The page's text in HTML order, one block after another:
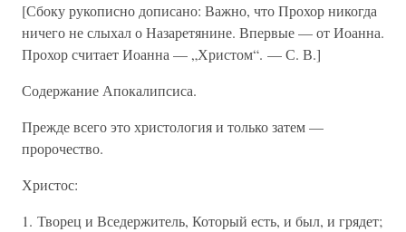
[Сбоку рукописно дописано: Важно, что Прохор никогда
ничего не слыхал о Назаретянине. Впервые — от Иоанна.
Прохор считает Иоанна — „Христом“. — С. В.]
Содержание Апокалипсиса.
Прежде всего это христология и только затем —
пророчество.
Христос:
1. Творец и Вседержитель, Который есть, и был, и грядет;